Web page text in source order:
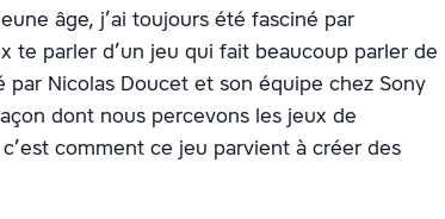
âge, j’ai toujours été fasciné par
te parler d’un jeu qui fait beaucoup parler de
Nicolas Doucet et son équipe chez Sony
dont nous percevons les jeux de
comment ce jeu parvient à créer des